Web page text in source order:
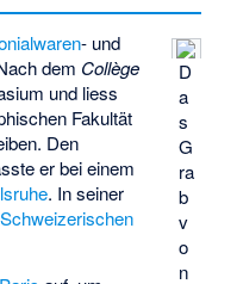
D
a
s
G
ra
b
v
o
n
- und
dem Collège
und liess
Fakultät
Den
er bei einem
. In seiner
Schweizerischen